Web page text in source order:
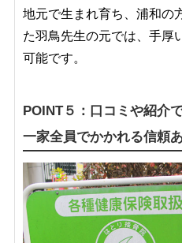
地元で生まれ育ち、浦和の
た羽鳥先生の元では、手厚
可能です。
POINT５：口コミや紹介
一家全員でかかれる信頼